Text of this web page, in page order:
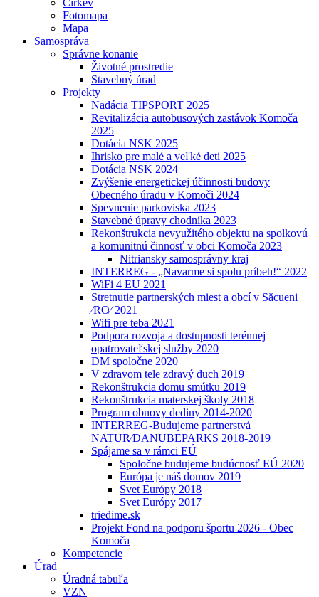
Cirkev
Fotomapa
Mapa
Samospráva
Správne konanie
Životné prostredie
Stavebný úrad
Projekty
Nadácia TIPSPORT 2025
Revitalizácia autobusových zastávok Komoča
2025
Dotácia NSK 2025
Ihrisko pre malé a veľké deti 2025
Dotácia NSK 2024
Zvýšenie energetickej účinnosti budovy
Obecného úradu v Komoči 2024
Spevnenie parkoviska 2023
Stavebné úpravy chodníka 2023
Rekonštrukcia nevyužitého objektu na spolkovú
a komunitnú činnosť v obci Komoča 2023
Nitriansky samosprávny kraj
INTERREG - „Navarme si spolu príbeh!“ 2022
WiFi 4 EU 2021
Stretnutie partnerských miest a obcí v Săcueni
⁄RO⁄ 2021
Wifi pre teba 2021
Podpora rozvoja a dostupnosti terénnej
opatrovateľskej služby 2020
DM spoločne 2020
V zdravom tele zdravý duch 2019
Rekonštrukcia domu smútku 2019
Rekonštrukcia materskej školy 2018
Program obnovy dediny 2014-2020
INTERREG-Budujeme partnerstvá
NATUR⁄DANUBEPARKS 2018-2019
Spájame sa v rámci EÚ
Spoločne budujeme budúcnosť EÚ 2020
Európa je náš domov 2019
Svet Európy 2018
Svet Európy 2017
triedime.sk
Projekt Fond na podporu športu 2026 - Obec
Komoča
Kompetencie
Úrad
Úradná tabuľa
VZN